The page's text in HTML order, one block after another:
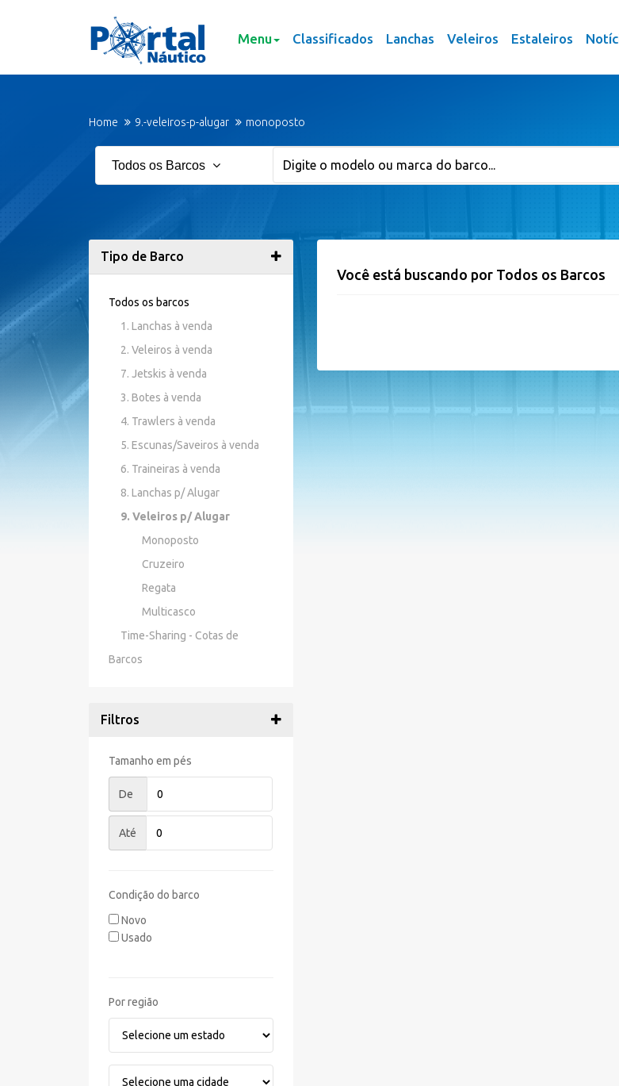
Menu Classificados Lanchas Veleiros Estaleiros
Home 9.-veleiros-p-alugar monoposto
Todos os Barcos
Tipo de Barco
Todos os barcos
1. Lanchas à venda
2. Veleiros à venda
7. Jetskis à venda
3. Botes à venda
4. Trawlers à venda
5. Escunas/Saveiros à venda
6. Traineiras à venda
8. Lanchas p/ Alugar
9. Veleiros p/ Alugar
Monoposto
Cruzeiro
Regata
Multicasco
Time-Sharing - Cotas de
Barcos
Filtros
Tamanho em pés
De
Até
Condição do barco
Novo
Usado
Por região
Você está buscando por Todos os Barcos